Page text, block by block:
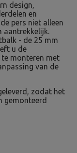
design,
en
pers niet alleen
aantrekkelijk.
- de 25 mm
u de
monteren met
van de
zodat het
gemonteerd